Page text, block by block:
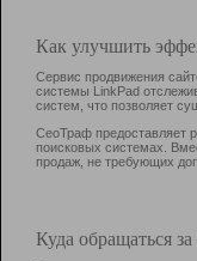
Как улучшить
Сервис продвижения
системы LinkPad
систем, что позволяет
СеоТраф предоставляет
поисковых системах.
продаж, не требующих
Куда обращаться